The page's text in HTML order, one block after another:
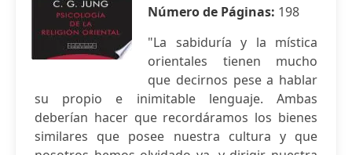
Número de Páginas: 198
"La sabiduría y la mística
orientales tienen mucho
que decirnos pese a hablar
su propio e inimitable lenguaje. Ambas
deberían hacer que recordáramos los bienes
similares que posee nuestra cultura y que